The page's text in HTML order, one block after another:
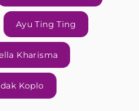
Ayu Ting Ting
Kharisma
Koplo